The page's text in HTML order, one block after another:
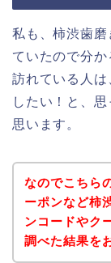
私も、柿渋歯
ていたので分
訪れている人は
したい！と、
思います。
なのでこちら
ーポンなど柿
ンコードやク
調べた結果を